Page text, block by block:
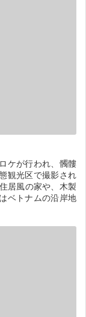
ケが行われ、髑髏
観光区で撮影され
居風の家や、木製
ベトナムの沿岸地